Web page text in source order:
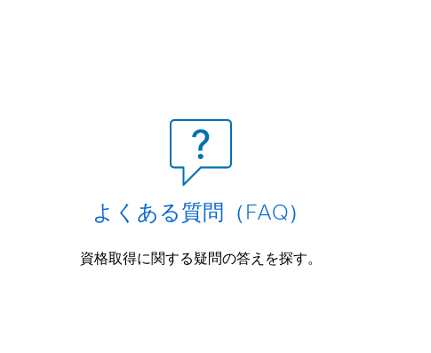
よくある質問（FAQ）
資格取得に関する疑問の答えを探す。